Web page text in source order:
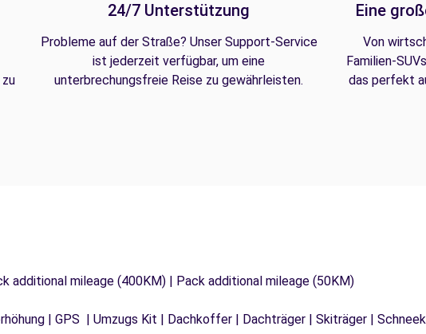
24/7 Unterstützung
Probleme auf der Straße? Unser Support-Service
ist jederzeit verfügbar, um eine
unterbrechungsfreie Reise zu gewährleisten.
Eine
Von
Familien-
das perfekt
additional mileage (400KM) | Pack additional mileage (50KM)
| GPS | Umzugs Kit | Dachkoffer | Dachträger | Skiträger |